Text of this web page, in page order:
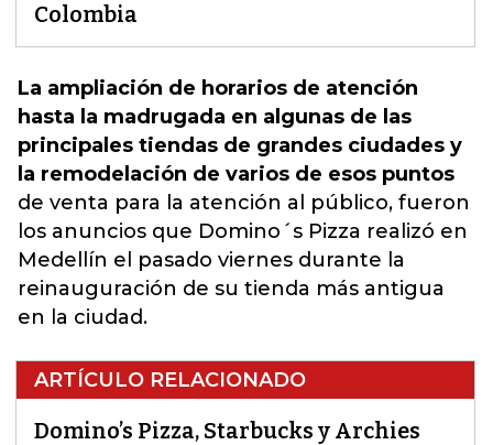
Colombia
La ampliación de horarios de atención
hasta la madrugada en algunas de las
principales tiendas de grandes ciudades y
la remodelación de varios de esos puntos
de venta para la atención al público, fueron
los anuncios que Domino´s Pizza realizó en
Medellín el pasado viernes durante la
reinauguración de su tienda más antigua
en la ciudad.
ARTÍCULO RELACIONADO
Domino’s Pizza, Starbucks y Archies